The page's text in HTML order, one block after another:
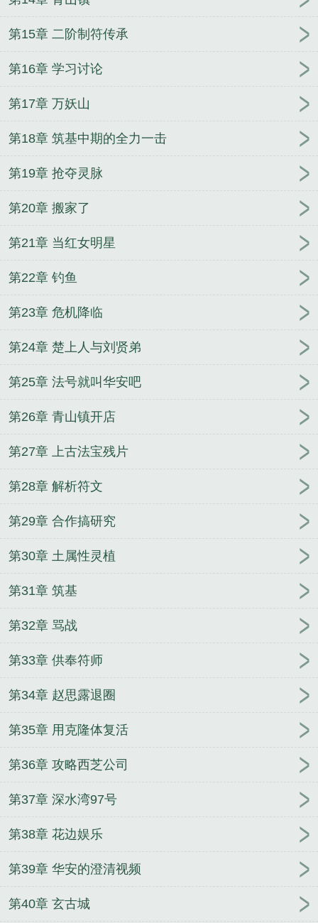
第15章 二阶制符传承
第16章 学习讨论
第17章 万妖山
第18章 筑基中期的全力一击
第19章 抢夺灵脉
第20章 搬家了
第21章 当红女明星
第22章 钓鱼
第23章 危机降临
第24章 楚上人与刘贤弟
第25章 法号就叫华安吧
第26章 青山镇开店
第27章 上古法宝残片
第28章 解析符文
第29章 合作搞研究
第30章 土属性灵植
第31章 筑基
第32章 骂战
第33章 供奉符师
第34章 赵思露退圈
第35章 用克隆体复活
第36章 攻略西芝公司
第37章 深水湾97号
第38章 花边娱乐
第39章 华安的澄清视频
第40章 玄古城